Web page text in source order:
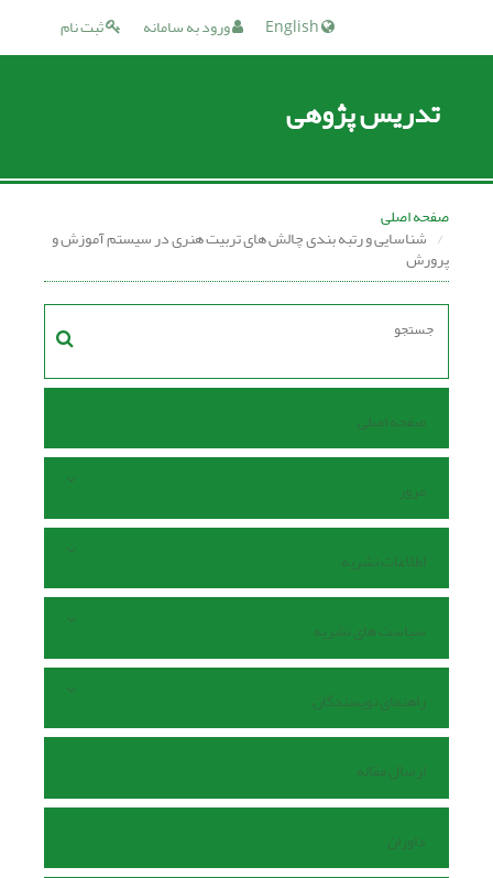
ثبت نام ورود به سامانه
تدریس پژوهی
صفحه اصلی
شناسایی و رتبه بندی چالش های تربیت هنری در سیستم آموزش ‌و
پرورش
صفحه اصلی
مرور
اطلاعات نشریه
سیاست های نشریه
راهنمای نویسندگان
ارسال مقاله
داوران